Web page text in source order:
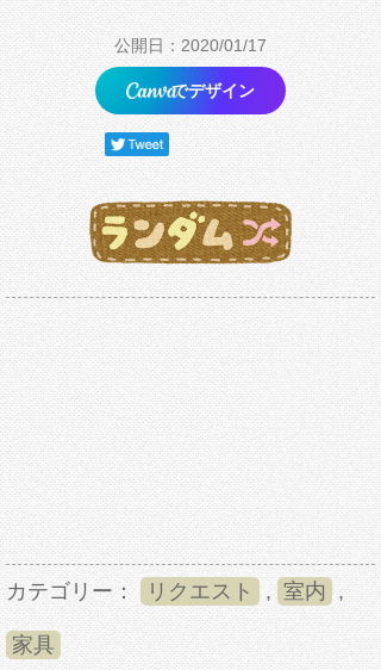
公開日：2020/01/17
でデザイン
カテゴリー： リクエスト , 室内 ,
家具